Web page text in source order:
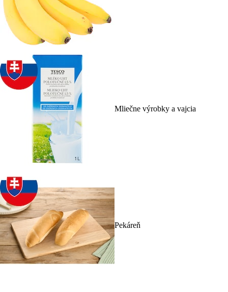
Mliečne výrobky a vajcia
Pekáreň